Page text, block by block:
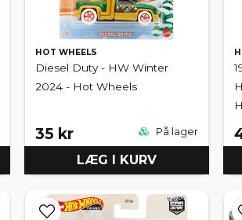
HOT WHEELS
Diesel Duty - HW Winter
2024 - Hot Wheels
35 kr På lager
LÆG I KURV